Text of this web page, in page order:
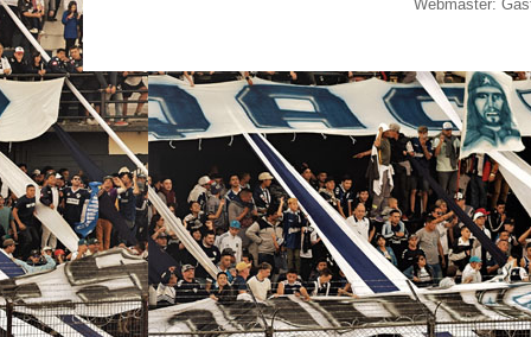
Webmaster: